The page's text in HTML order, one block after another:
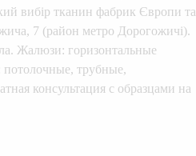
вибір тканин фабрик Європи та
7 (район метро Дорогожичі).
Жалюзи: горизонтальные
трубные,
консультация с образцами на